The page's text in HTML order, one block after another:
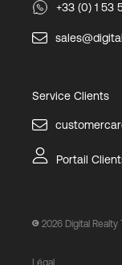
+33 (0) 1 53
Service Clients
Portail
2026 Digital